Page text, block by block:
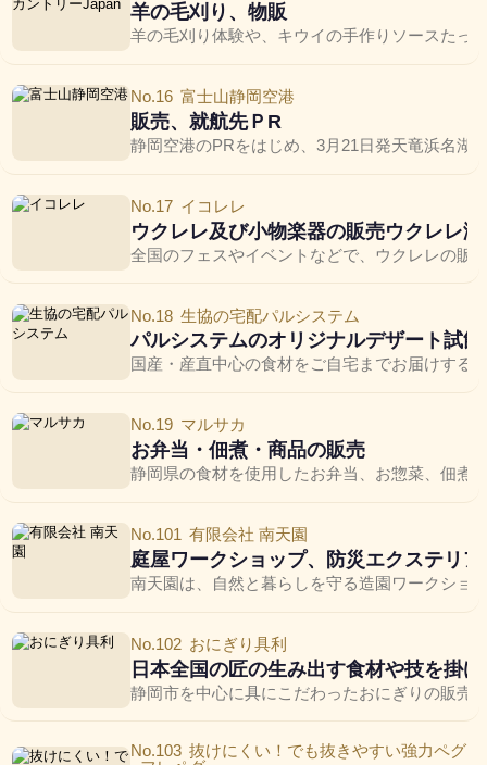
羊の毛刈り、物販
羊の毛刈り体験や、キウイの手作りソースたっ
No.16 富士山静岡空港
販売、就航先ＰR
静岡空港のPRをはじめ、3月21日発天竜浜名湖
No.17 イコレレ
ウクレレ及び小物楽器の販売ウクレレ
全国のフェスやイベントなどで、ウクレレの販
No.18 生協の宅配パルシステム
パルシステムのオリジナルデザート試
国産・産直中心の食材をご自宅までお届けする
No.19 マルサカ
お弁当・佃煮・商品の販売
静岡県の食材を使用したお弁当、お惣菜、佃煮
No.101 有限会社 南天園
庭屋ワークショップ、防災エクステリ
南天園は、自然と暮らしを守る造園ワークショ
No.102 おにぎり具利
日本全国の匠の生み出す食材や技を掛
静岡市を中心に具にこだわったおにぎりの販売
No.103 抜けにくい！でも抜きやすい強力ペグ